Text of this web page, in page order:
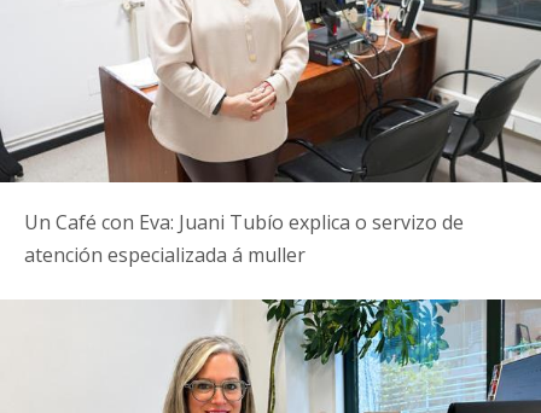
Un Café con Eva: Juani Tubío explica o servizo de
atención especializada á muller